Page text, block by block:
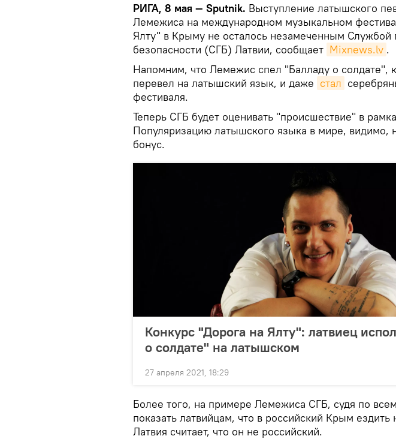
РИГА, 8 мая — Sputnik. Выступление латышского
Лемежиса на международном музыкальном
Ялту" в Крыму не осталось незамеченным Службой
безопасности (СГБ) Латвии, сообщает Mixnews.lv .
Напомним, что Лемежис спел "Балладу о солдате",
перевел на латышский язык, и даже стал
фестиваля.
Теперь СГБ будет оценивать "происшествие" в
Популяризацию латышского языка в мире, видимо,
бонус.
Конкурс "Дорога на Ялту": латвиец
о солдате" на латышском
27 апреля 2021, 18:29
Более того, на примере Лемежиса СГБ, судя по
показать латвийцам, что в российский Крым ездить
Латвия считает, что он не российский.